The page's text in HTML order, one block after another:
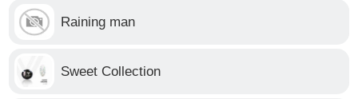
Raining man
Sweet Collection